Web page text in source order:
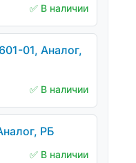
✅ В наличии
01, Аналог,
✅ В наличии
РБ
✅ В наличии